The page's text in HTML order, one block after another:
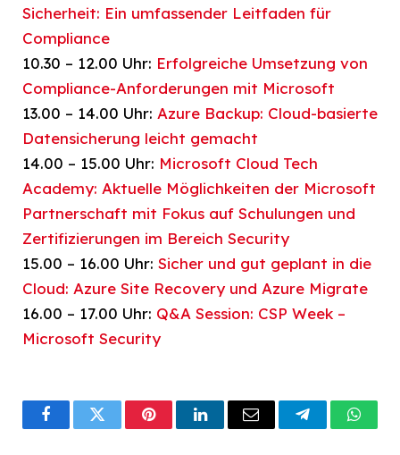
Sicherheit: Ein umfassender Leitfaden für
Compliance
10.30 – 12.00 Uhr: Erfolgreiche Umsetzung von
Compliance-Anforderungen mit Microsoft
13.00 – 14.00 Uhr: Azure Backup: Cloud-basierte
Datensicherung leicht gemacht
14.00 – 15.00 Uhr: Microsoft Cloud Tech
Academy: Aktuelle Möglichkeiten der Microsoft
Partnerschaft mit Fokus auf Schulungen und
Zertifizierungen im Bereich Security
15.00 – 16.00 Uhr: Sicher und gut geplant in die
Cloud: Azure Site Recovery und Azure Migrate
16.00 – 17.00 Uhr: Q&A Session: CSP Week –
Microsoft Security
FacebookTwitterPinterestLinkedInEmail Telegram